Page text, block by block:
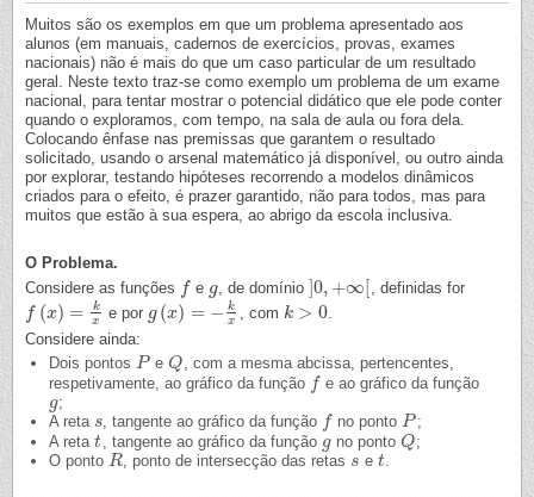
Muitos são os exemplos em que um problema apresentado aos
alunos (em manuais, cadernos de exercícios, provas, exames
nacionais) não é mais do que um caso particular de um resultado
geral. Neste texto traz-se como exemplo um problema de um exame
nacional, para tentar mostrar o potencial didático que ele pode conter
quando o exploramos, com tempo, na sala de aula ou fora dela.
Colocando ênfase nas premissas que garantem o resultado
solicitado, usando o arsenal matemático já disponível, ou outro ainda
por explorar, testando hipóteses recorrendo a modelos dinâmicos
criados para o efeito, é prazer garantido, não para todos, mas para
muitos que estão à sua espera, ao abrigo da escola inclusiva.
O Problema.
Considere as funções f
f e g
g , de domínio ]0, +∞[
]0,+∞[ , definidas for
f (x) =
k
x
f(x)=k x e por g (x) = − k
x
g( x)=−kx , com k > 0
k>0
.
Considere ainda:
Dois pontos P
P eQ
Q , com a mesma abcissa, pertencentes,
respetivamente, ao gráfico da função f
f e ao gráfico da função
g
g;
A reta s
s, tangente ao gráfico da função f
f no pontoP
P ;
A reta t
t , tangente ao gráfico da função g
gno ponto Q
Q ;
O ponto R
R , ponto de intersecção das retas s
s e t
t .